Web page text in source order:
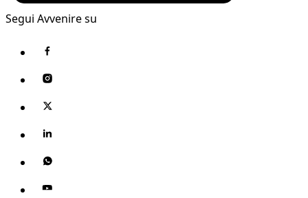
Segui Avvenire su